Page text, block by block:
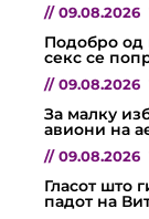
// 09.08.2026
Подобро од
секс се
// 09.08.2026
За малку
авиони на
// 09.08.2026
Гласот што
падот на